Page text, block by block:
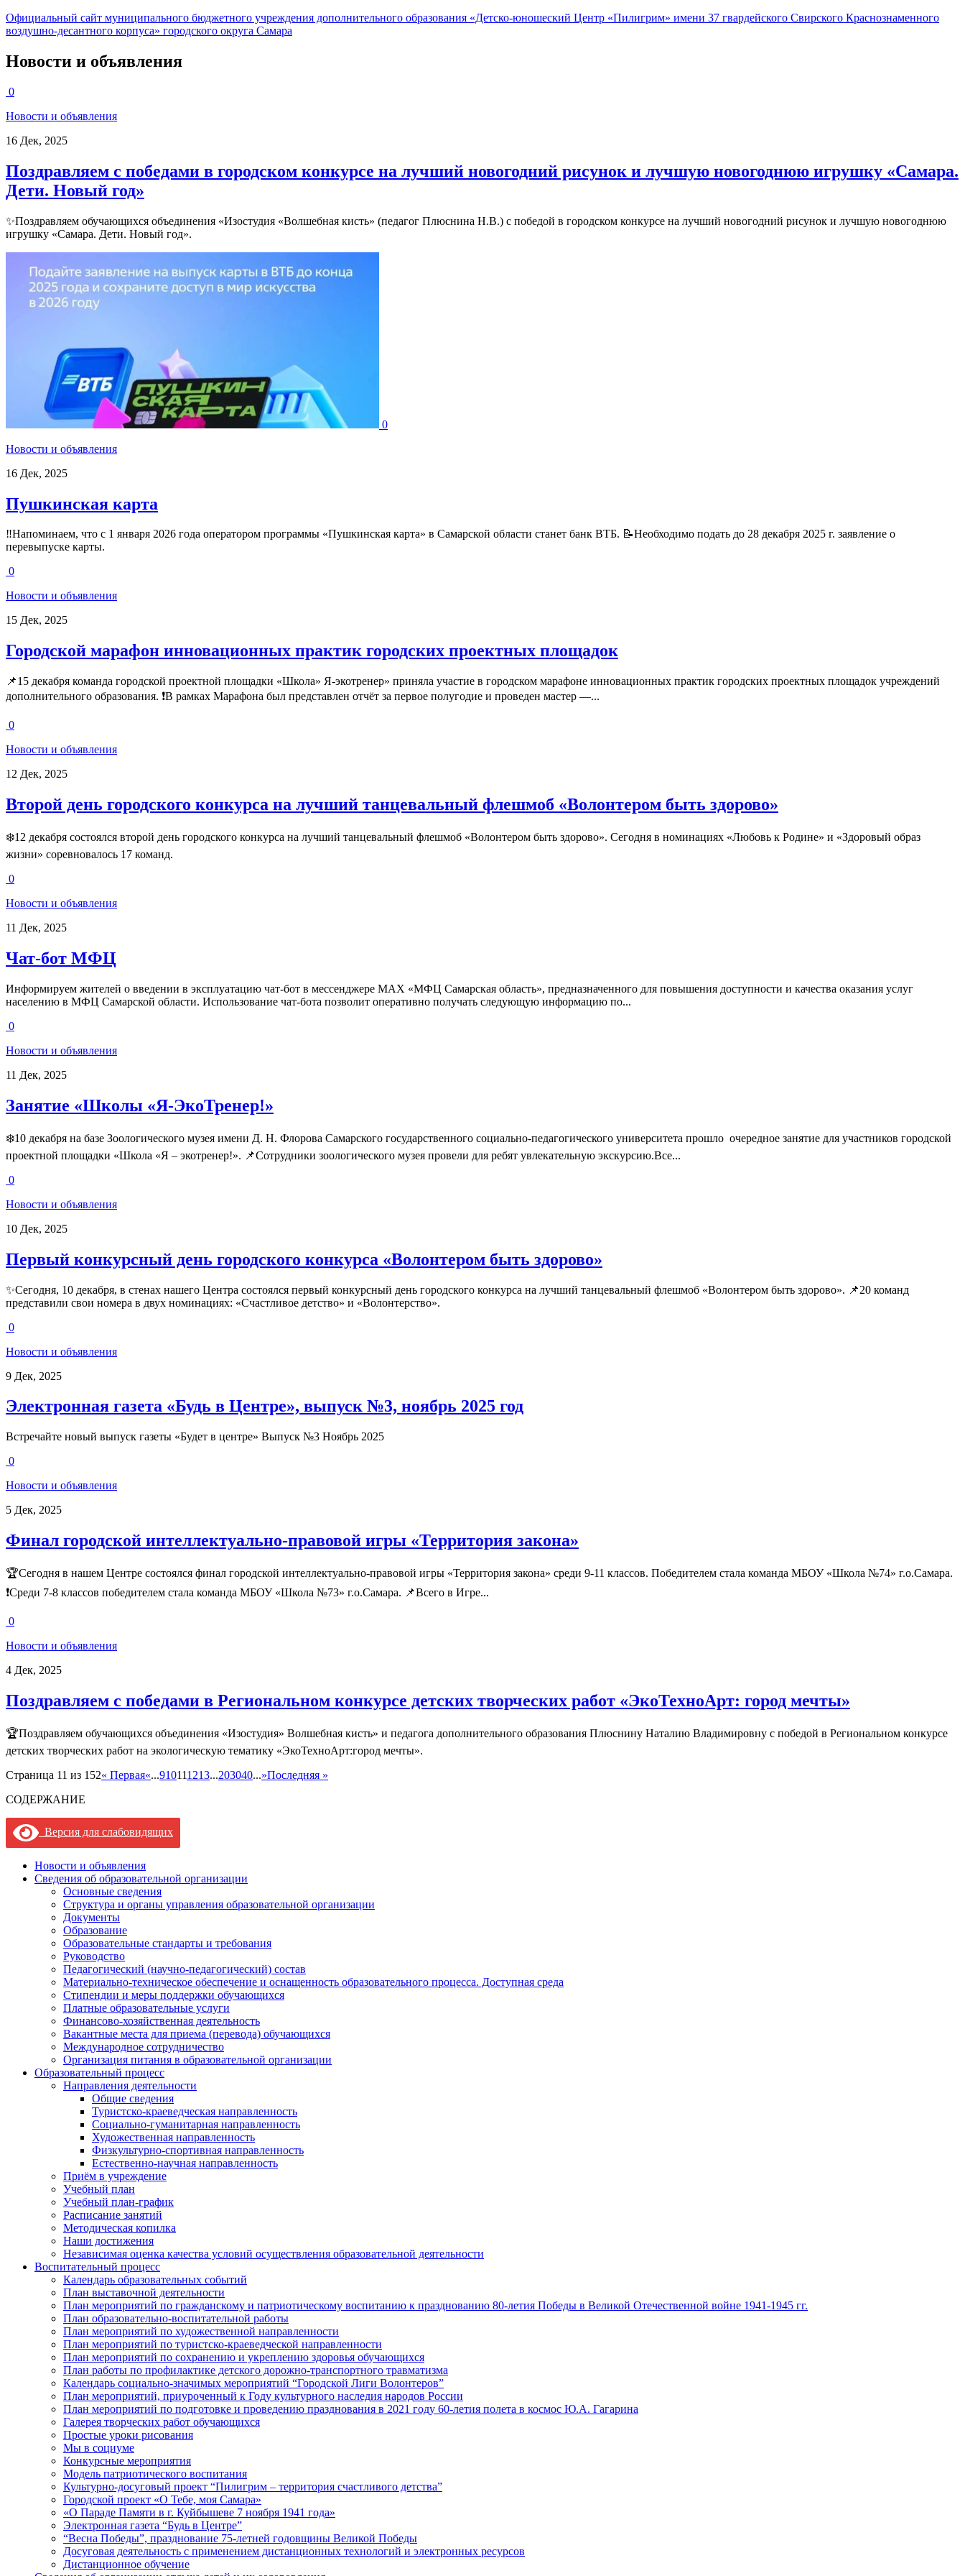
Официальный сайт муниципального бюджетного учреждения дополнительного образования «Детско-юношеский Центр «Пилигрим» имени 37 гвардейского Свирского Краснознаменного
воздушно-десантного корпуса» городского округа Самара
Новости и объявления
0
Новости и объявления
16 Дек, 2025
Поздравляем с победами в городском конкурсе на лучший новогодний рисунок и лучшую новогоднюю игрушку «Самара.
Дети. Новый год»
✨Поздравляем обучающихся объединения «Изостудия «Волшебная кисть» (педагог Плюснина Н.В.) с победой в городском конкурсе на лучший новогодний рисунок и лучшую новогоднюю
игрушку «Самара. Дети. Новый год».
0
Новости и объявления
16 Дек, 2025
Пушкинская карта
‼️Напоминаем, что с 1 января 2026 года оператором программы «Пушкинская карта» в Самарской области станет банк ВТБ. 📝Необходимо подать до 28 декабря 2025 г. заявление о
перевыпуске карты.
0
Новости и объявления
15 Дек, 2025
Городской марафон инновационных практик городских проектных площадок
📌15 декабря команда городской проектной площадки «Школа» Я-экотренер» приняла участие в городском марафоне инновационных практик городских проектных площадок учреждений
дополнительного образования. ❗В рамках Марафона был представлен отчёт за первое полугодие и проведен мастер —...
0
Новости и объявления
12 Дек, 2025
Второй день городского конкурса на лучший танцевальный флешмоб «Волонтером быть здорово»
❄️12 декабря состоялся второй день городского конкурса на лучший танцевальный флешмоб «Волонтером быть здорово». Сегодня в номинациях «Любовь к Родине» и «Здоровый образ
жизни» соревновалось 17 команд.
0
Новости и объявления
11 Дек, 2025
Чат-бот МФЦ
Информируем жителей о введении в эксплуатацию чат-бот в мессенджере МАХ «МФЦ Самарская область», предназначенного для повышения доступности и качества оказания услуг
населению в МФЦ Самарской области. Использование чат-бота позволит оперативно получать следующую информацию по...
0
Новости и объявления
11 Дек, 2025
Занятие «Школы «Я-ЭкоТренер!»
❄️10 декабря на базе Зоологического музея имени Д. Н. Флорова Самарского государственного социально-педагогического университета прошло очередное занятие для участников городской
проектной площадки «Школа «Я – экотренер!». 📌Сотрудники зоологического музея провели для ребят увлекательную экскурсию.Все...
0
Новости и объявления
10 Дек, 2025
Первый конкурсный день городского конкурса «Волонтером быть здорово»
✨Сегодня, 10 декабря, в стенах нашего Центра состоялся первый конкурсный день городского конкурса на лучший танцевальный флешмоб «Волонтером быть здорово». 📌20 команд
представили свои номера в двух номинациях: «Счастливое детство» и «Волонтерство».
0
Новости и объявления
9 Дек, 2025
Электронная газета «Будь в Центре», выпуск №3, ноябрь 2025 год
Встречайте новый выпуск газеты «Будет в центре» Выпуск №3 Ноябрь 2025
0
Новости и объявления
5 Дек, 2025
Финал городской интеллектуально-правовой игры «Территория закона»
🏆Сегодня в нашем Центре состоялся финал городской интеллектуально-правовой игры «Территория закона» среди 9-11 классов. Победителем стала команда МБОУ «Школа №74» г.о.Самара.
❗Среди 7-8 классов победителем стала команда МБОУ «Школа №73» г.о.Самара. 📌Всего в Игре...
0
Новости и объявления
4 Дек, 2025
Поздравляем с победами в Региональном конкурсе детских творческих работ «ЭкоТехноАрт: город мечты»
🏆Поздравляем обучающихся объединения «Изостудия» Волшебная кисть» и педагога дополнительного образования Плюснину Наталию Владимировну с победой в Региональном конкурсе
детских творческих работ на экологическую тематику «ЭкоТехноАрт:город мечты».
Страница 11 из 152« Первая«...910111213...203040...»Последняя »
СОДЕРЖАНИЕ
Версия для слабовидящих
Новости и объявления
Сведения об образовательной организации
Основные сведения
Структура и органы управления образовательной организации
Документы
Образование
Образовательные стандарты и требования
Руководство
Педагогический (научно-педагогический) состав
Материально-техническое обеспечение и оснащенность образовательного процесса. Доступная среда
Стипендии и меры поддержки обучающихся
Платные образовательные услуги
Финансово-хозяйственная деятельность
Вакантные места для приема (перевода) обучающихся
Международное сотрудничество
Организация питания в образовательной организации
Образовательный процесс
Направления деятельности
Общие сведения
Туристско-краеведческая направленность
Социально-гуманитарная направленность
Художественная направленность
Физкультурно-спортивная направленность
Естественно-научная направленность
Приём в учреждение
Учебный план
Учебный план-график
Расписание занятий
Методическая копилка
Наши достижения
Независимая оценка качества условий осуществления образовательной деятельности
Воспитательный процесс
Календарь образовательных событий
План выставочной деятельности
План мероприятий по гражданскому и патриотическому воспитанию к празднованию 80-летия Победы в Великой Отечественной войне 1941-1945 гг.
План образовательно-воспитательной работы
План мероприятий по художественной направленности
План мероприятий по туристско-краеведческой направленности
План мероприятий по сохранению и укреплению здоровья обучающихся
План работы по профилактике детского дорожно-транспортного травматизма
Календарь социально-значимых мероприятий “Городской Лиги Волонтеров”
План мероприятий, приуроченный к Году культурного наследия народов России
План мероприятий по подготовке и проведению празднования в 2021 году 60-летия полета в космос Ю.А. Гагарина
Галерея творческих работ обучающихся
Простые уроки рисования
Мы в социуме
Конкурсные мероприятия
Модель патриотического воспитания
Культурно-досуговый проект “Пилигрим – территория счастливого детства”
Городской проект «О Тебе, моя Самара»
«О Параде Памяти в г. Куйбышеве 7 ноября 1941 года»
Электронная газета “Будь в Центре”
“Весна Победы”, празднование 75-летней годовщины Великой Победы
Досуговая деятельность с применением дистанционных технологий и электронных ресурсов
Дистанционное обучение